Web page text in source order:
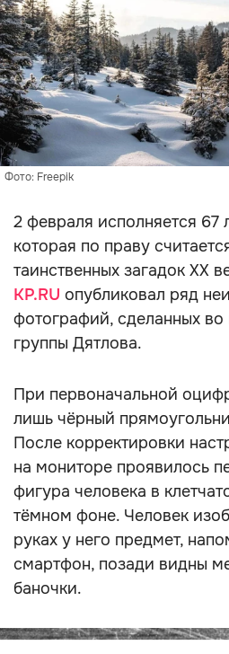
Фото: Freepik
2 февраля исполняется 67
которая по праву
таинственных загадок ХХ
KP.RU опубликовал ряд
фотографий, сделанных
группы Дятлова.
При первоначальной
лишь чёрный
После корректировки
на мониторе проявилось
фигура человека в
тёмном фоне. Человек
руках у него предмет,
смартфон, позади видны
баночки.